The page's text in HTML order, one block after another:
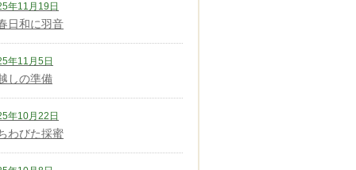
年11月19日
日和に羽音
年11月5日
しの準備
年10月22日
わびた採蜜